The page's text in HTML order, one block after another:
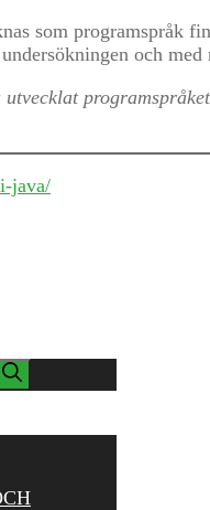
som programspråk
och
java/